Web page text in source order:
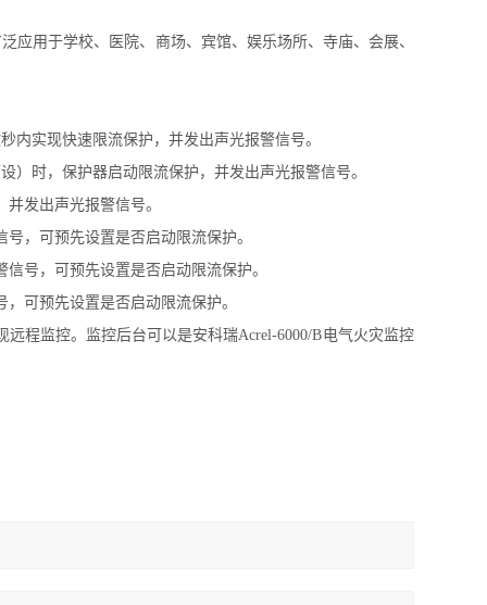
应用于学校、医院、商场、宾馆、娱乐场所、寺庙、会展、
内实现快速限流保护，并发出声光报警信号。
时，保护器启动限流保护，并发出声光报警信号。
发出声光报警信号。
，可预先设置是否启动限流保护。
号，可预先设置是否启动限流保护。
可预先设置是否启动限流保护。
程监控。监控后台可以是安科瑞Acrel-6000/B电气火灾监控